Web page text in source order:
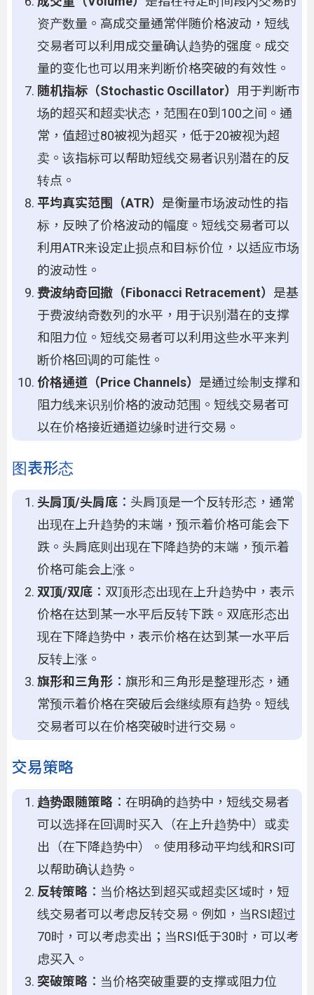
资产数量。高成交量通常伴随价格波动，短线
交易者可以利用成交量确认趋势的强度。成交
量的变化也可以用来判断价格突破的有效性。
随机指标（Stochastic Oscillator） 用于判断市
场的超买和超卖状态，范围在0到100之间。通
常，值超过80被视为超买，低于20被视为超
卖。该指标可以帮助短线交易者识别潜在的反
转点。
平均真实范围（ATR） 是衡量市场波动性的指
标，反映了价格波动的幅度。短线交易者可以
利用ATR来设定止损点和目标价位，以适应市场
的波动性。
费波纳奇回撤（Fibonacci Retracement） 是基
于费波纳奇数列的水平，用于识别潜在的支撑
和阻力位。短线交易者可以利用这些水平来判
断价格回调的可能性。
价格通道（Price Channels） 是通过绘制支撑和
阻力线来识别价格的波动范围。短线交易者可
以在价格接近通道边缘时进行交易。
图表形态
头肩顶/头肩底：头肩顶是一个反转形态，通常
出现在上升趋势的末端，预示着价格可能会下
跌。头肩底则出现在下降趋势的末端，预示着
价格可能会上涨。
双顶/双底：双顶形态出现在上升趋势中，表示
价格在达到某一水平后反转下跌。双底形态出
现在下降趋势中，表示价格在达到某一水平后
反转上涨。
旗形和三角形：旗形和三角形是整理形态，通
常预示着价格在突破后会继续原有趋势。短线
交易者可以在价格突破时进行交易。
交易策略
趋势跟随策略：在明确的趋势中，短线交易者
可以选择在回调时买入（在上升趋势中）或卖
出（在下降趋势中）。使用移动平均线和RSI可
以帮助确认趋势。
反转策略：当价格达到超买或超卖区域时，短
线交易者可以考虑反转交易。例如，当RSI超过
70时，可以考虑卖出；当RSI低于30时，可以考
虑买入。
突破策略：当价格突破重要的支撑或阻力位